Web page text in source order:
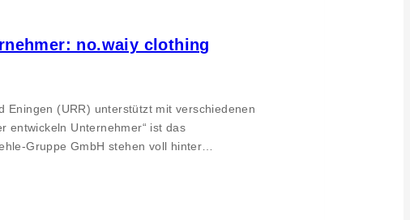
no.waiy clothing
(URR) unterstützt mit verschiedenen
entwickeln Unternehmer“ ist das
Gruppe GmbH stehen voll hinter…